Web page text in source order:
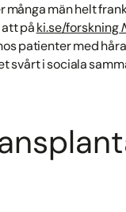
män helt
påki.se/forskning
patienter med
svårt i sociala